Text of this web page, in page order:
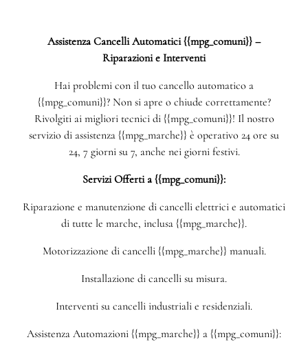
Assistenza Cancelli Automatici {{mpg_comuni}} –
Riparazioni e Interventi
Hai problemi con il tuo cancello automatico a
{{mpg_comuni}}? Non si apre o chiude correttamente?
Rivolgiti ai migliori tecnici di {{mpg_comuni}}! Il nostro
servizio di assistenza {{mpg_marche}} è operativo 24 ore su
24, 7 giorni su 7, anche nei giorni festivi.
Servizi Offerti a {{mpg_comuni}}:
Riparazione e manutenzione di cancelli elettrici e automatici
di tutte le marche, inclusa {{mpg_marche}}.
Motorizzazione di cancelli {{mpg_marche}} manuali.
Installazione di cancelli su misura.
Interventi su cancelli industriali e residenziali.
Assistenza Automazioni {{mpg_marche}} a {{mpg_comuni}}: